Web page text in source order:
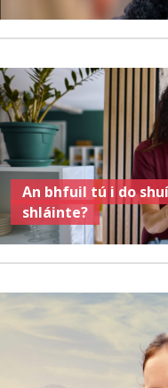
An bhfuil tú i do
shláinte?